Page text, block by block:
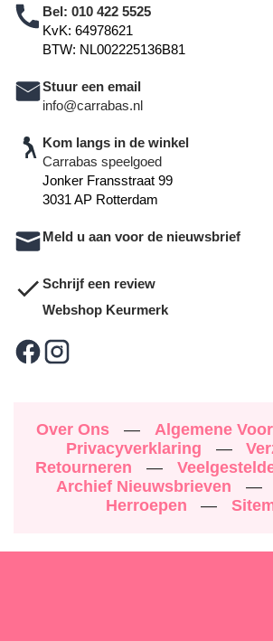
Bel: 010 422 5525
KvK: 64978621
BTW: NL002225136B81
Stuur een email
info@carrabas.nl
Kom langs in de winkel
Carrabas speelgoed
Jonker Fransstraat 99
3031 AP Rotterdam
Meld u aan voor de nieuwsbrief
Schrijf een review
Webshop Keurmerk
Over Ons — Algemene
Privacyverklaring
—
Retourneren
—
Archief Nieuwsbrieven
—
Herroepen
—